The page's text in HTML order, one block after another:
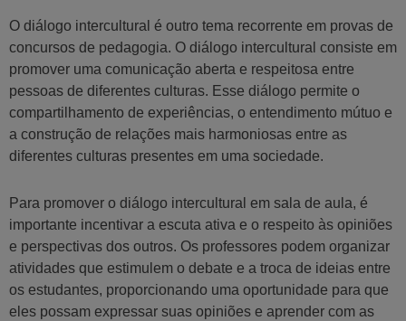
O diálogo intercultural é outro tema recorrente em provas de
concursos de pedagogia. O diálogo intercultural consiste em
promover uma comunicação aberta e respeitosa entre
pessoas de diferentes culturas. Esse diálogo permite o
compartilhamento de experiências, o entendimento mútuo e
a construção de relações mais harmoniosas entre as
diferentes culturas presentes em uma sociedade.
Para promover o diálogo intercultural em sala de aula, é
importante incentivar a escuta ativa e o respeito às opiniões
e perspectivas dos outros. Os professores podem organizar
atividades que estimulem o debate e a troca de ideias entre
os estudantes, proporcionando uma oportunidade para que
eles possam expressar suas opiniões e aprender com as